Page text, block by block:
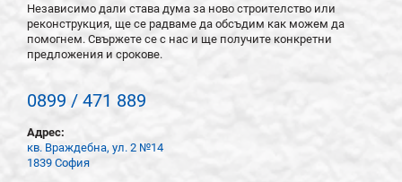
Независимо дали става дума за ново строителство или
реконструкция, ще се радваме да обсъдим как можем да
помогнем. Свържете се с нас и ще получите конкретни
предложения и срокове.
0899 / 471 889
Адрес:
кв. Враждебна, ул. 2 №14
1839 София